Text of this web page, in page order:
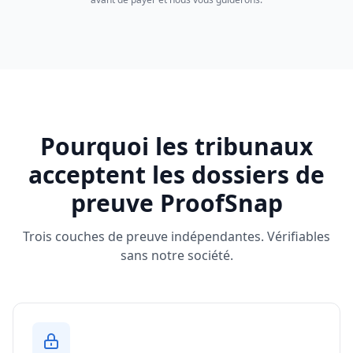
Pourquoi les tribunaux
acceptent les dossiers de
preuve ProofSnap
Trois couches de preuve indépendantes. Vérifiables
sans notre société.